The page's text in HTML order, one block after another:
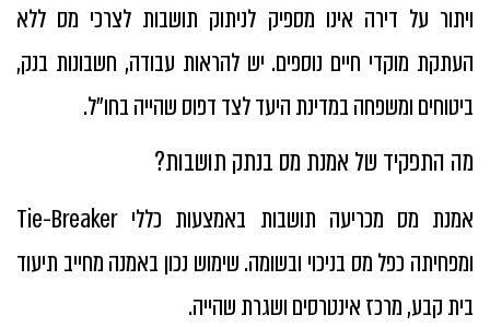
ויתור על דירה אינו מספיק לניתוק תושבות לצרכי מס ללא
העתקת מוקדי חיים נוספים. יש להראות עבודה, חשבונות בנק,
ביטוחים ומשפחה במדינת היעד לצד דפוס שהייה בחו״ל.
מה התפקיד של אמנת מס בנתק תושבות?
אמנת מס מכריעה תושבות באמצעות כללי Tie-Breaker
ומפחיתה כפל מס בניכוי ובשומה. שימוש נכון באמנה מחייב תיעוד
בית קבע, מרכז אינטרסים ושגרת שהייה.